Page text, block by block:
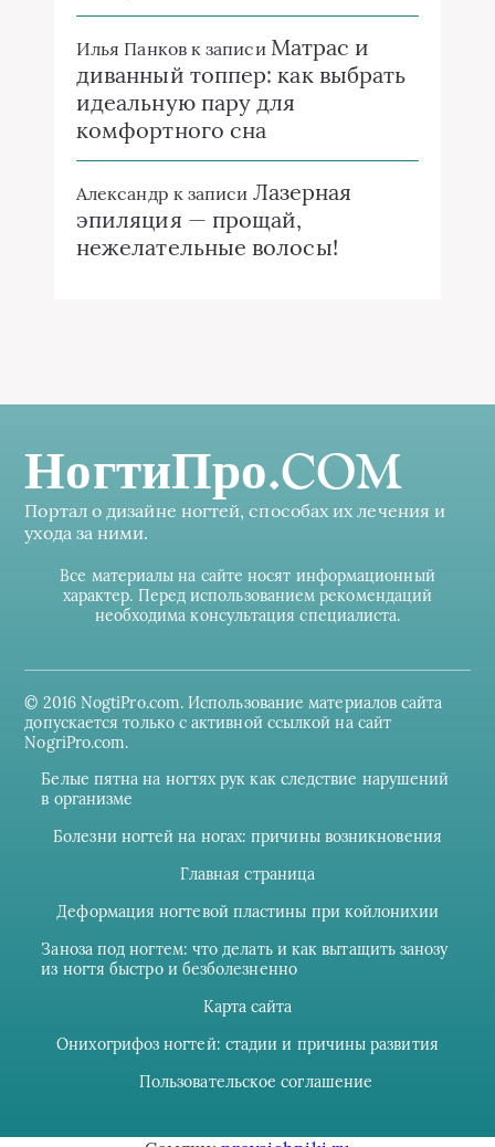
Илья Панковк записи Матрас и
диванный топпер: как выбрать
идеальную пару для
комфортного сна
Александр к записи Лазерная
эпиляция — прощай,
нежелательные волосы!
НогтиПро.COM
Портал о дизайне ногтей, способах их лечения и
ухода за ними.
Все материалы на сайте носят информационный
характер. Перед использованием рекомендаций
необходима консультация специалиста.
© 2016 NogtiPro.com. Использование материалов сайта
допускается только с активной ссылкой на сайт
NogriPro.com.
Белые пятна на ногтях рук как следствие нарушений
в организме
Болезни ногтей на ногах: причины возникновения
Главная страница
Деформация ногтевой пластины при койлонихии
Заноза под ногтем: что делать и как вытащить занозу
из ногтя быстро и безболезненно
Карта сайта
Онихогрифоз ногтей: стадии и причины развития
Пользовательское соглашение